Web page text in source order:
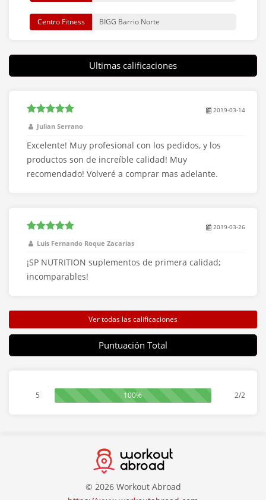
Centro Fitness BIGG Barrio Norte
Yoga Fundacion Indra Devi
Box de Crossfit
Entrenador Personal Martin Malagrino
Yoga Yoga Valletierra
Entrenador Personal
Centro de Boxeo Brooklyn Fit Boxing Barrio Norte
Centro Fitness Gala Gym
ROTOR FIT
Ultimas calificaciones
2019-03-14
Julian Serrano
Excelente! Muy profesional con los pedidos, y los
productos son de increíble calidad! Muy
recomendado! Volveré a comprar mas adelante.
2019-03-26
Luis Fernando Roque Zacarias
¡SP NUTRITION suplementos de primera calidad;
incomparables!
Ver todas las calificaciones
Puntuación Total
5 100% 2/2
© 2026 Workout Abroad